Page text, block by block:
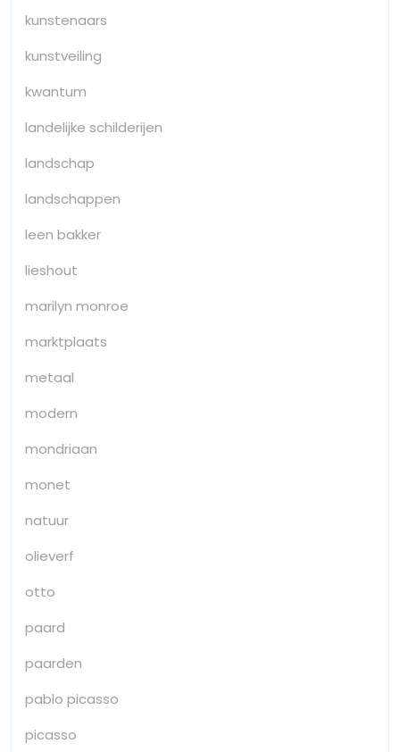
kunstenaars
kunstveiling
kwantum
landelijke schilderijen
landschap
landschappen
leen bakker
lieshout
marilyn monroe
marktplaats
metaal
modern
mondriaan
monet
natuur
olieverf
otto
paard
paarden
pablo picasso
picasso